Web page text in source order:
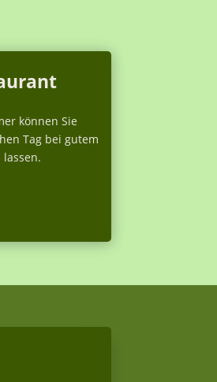
können Sie
Tag bei gutem